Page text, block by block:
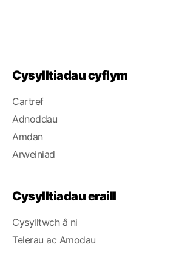
Cysylltiadau cyflym
Cartref
Adnoddau
Amdan
Arweiniad
Cysylltiadau eraill
Cysylltwch â ni
Telerau ac Amodau